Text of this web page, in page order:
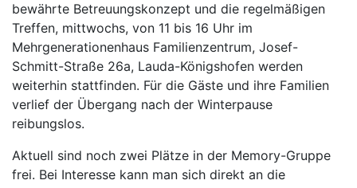
bewährte Betreuungskonzept und die regelmäßigen
Treffen, mittwochs, von 11 bis 16 Uhr im
Mehrgenerationenhaus Familienzentrum, Josef-
Schmitt-Straße 26a, Lauda-Königshofen werden
weiterhin stattfinden. Für die Gäste und ihre Familien
verlief der Übergang nach der Winterpause
reibungslos.
Aktuell sind noch zwei Plätze in der Memory-Gruppe
frei. Bei Interesse kann man sich direkt an die